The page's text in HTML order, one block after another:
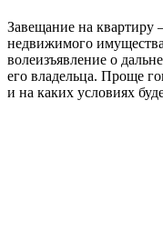
Завещание на квартиру
недвижимого
волеизъявление о
его владельца. Проще
и на каких условиях